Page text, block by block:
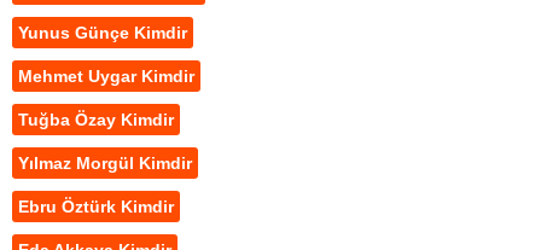
Yunus Günçe Kimdir
Mehmet Uygar Kimdir
Tuğba Özay Kimdir
Yılmaz Morgül Kimdir
Ebru Öztürk Kimdir